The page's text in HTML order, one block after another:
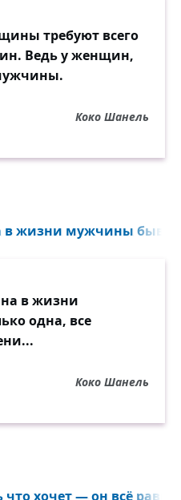
требуют всего
Ведь у женщин,
Коко Шанель
жизни мужчины
в жизни
одна, все
Коко Шанель
хочет — он всё равно